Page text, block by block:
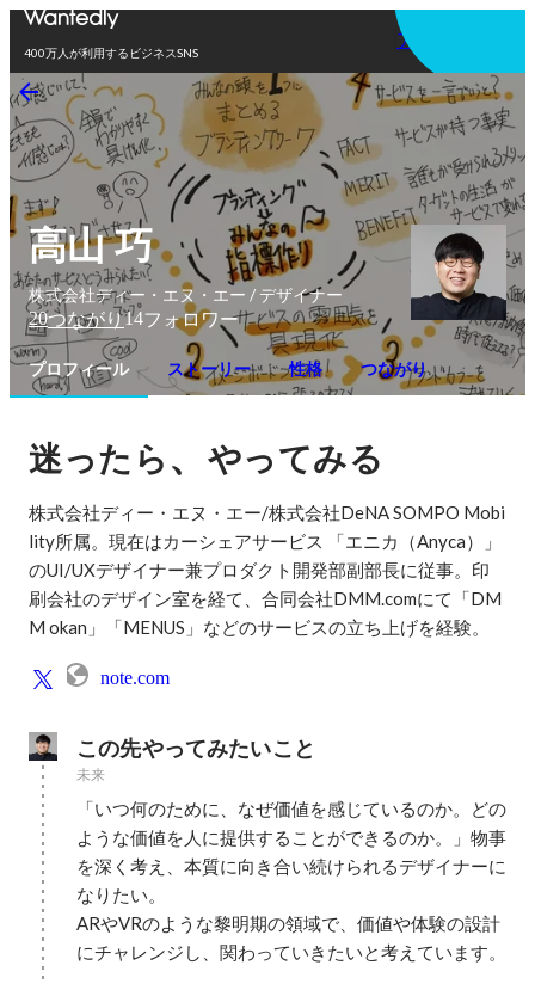
400万人が利用するビジネスSNS
アプリを使う
高山 巧
株式会社ディー・エヌ・エー / デザイナー
20つながり14フォロワー
プロフィール ストーリー 性格 つながり
迷ったら、 やってみる
株式会社ディー・エヌ・エー/株式会社DeNA SOMPO Mobi
lity所属。現在はカーシェアサービス 「エニカ（Anyca）」
のUI/UXデザイナー兼プロダクト開発部副部長に従事。印
刷会社のデザイン室を経て、合同会社DMM.comにて「DM
M okan」「MENUS」などのサービスの立ち上げを経験。
note.com
この先やってみたいこと
未来
「いつ何のために、なぜ価値を感じているのか。どの
ような価値を人に提供することができるのか。」物事
を深く考え、本質に向き合い続けられるデザイナーに
なりたい。
ARやVRのような黎明期の領域で、価値や体験の設計
にチャレンジし、関わっていきたいと考えています。